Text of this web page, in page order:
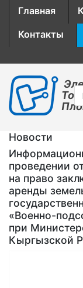
Главная
Контакты
Новости
проведении
на право
аренды
«Военно-
при
Кыргызской